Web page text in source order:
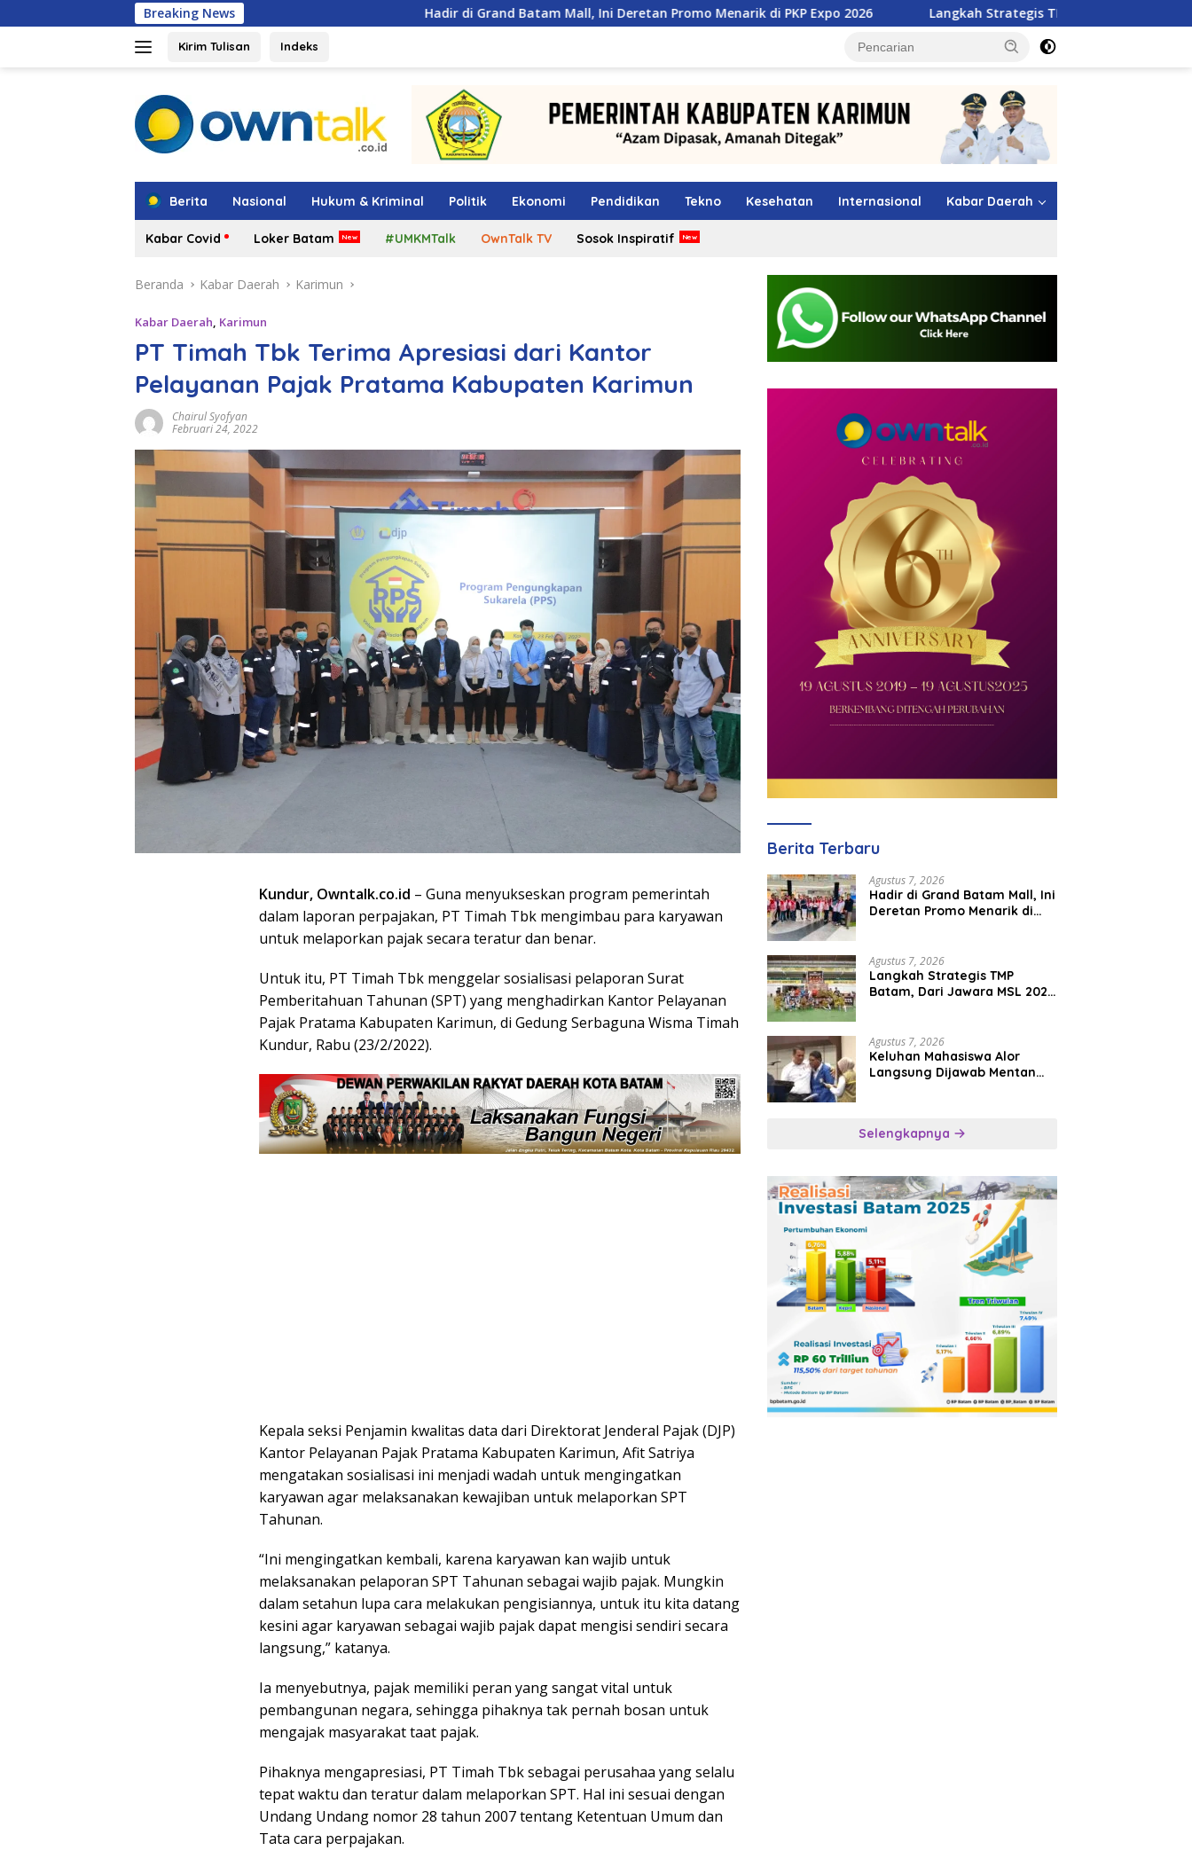
ke
Breaking News Hadir di Grand Batam Mall, Ini Deretan Promo Menarik di PKP Expo 2026 Langkah Strategis TMP Batam, Dari Jawara MSL 2026
Kirim Tulisan Indeks
Berita Nasional Hukum & Kriminal Politik Ekonomi Pendidikan Tekno Kesehatan Internasional Kabar Daerah
Kabar Covid Loker Batam #UMKMTalk OwnTalk TV Sosok Inspiratif
Beranda Kabar Daerah Karimun
Kabar Daerah, Karimun
PT Timah Tbk Terima Apresiasi dari Kantor
Pelayanan Pajak Pratama Kabupaten Karimun
Chairul Syofyan
Februari 24, 2022
Kundur, Owntalk.co.id – Guna menyukseskan program pemerintah
dalam laporan perpajakan, PT Timah Tbk mengimbau para karyawan
untuk melaporkan pajak secara teratur dan benar.
Untuk itu, PT Timah Tbk menggelar sosialisasi pelaporan Surat
Pemberitahuan Tahunan (SPT) yang menghadirkan Kantor Pelayanan
Pajak Pratama Kabupaten Karimun, di Gedung Serbaguna Wisma Timah
Kundur, Rabu (23/2/2022).
Kepala seksi Penjamin kwalitas data dari Direktorat Jenderal Pajak (DJP)
Kantor Pelayanan Pajak Pratama Kabupaten Karimun, Afit Satriya
mengatakan sosialisasi ini menjadi wadah untuk mengingatkan
karyawan agar melaksanakan kewajiban untuk melaporkan SPT
Tahunan.
“Ini mengingatkan kembali, karena karyawan kan wajib untuk
melaksanakan pelaporan SPT Tahunan sebagai wajib pajak. Mungkin
dalam setahun lupa cara melakukan pengisiannya, untuk itu kita datang
kesini agar karyawan sebagai wajib pajak dapat mengisi sendiri secara
langsung,” katanya.
Ia menyebutnya, pajak memiliki peran yang sangat vital untuk
pembangunan negara, sehingga pihaknya tak pernah bosan untuk
mengajak masyarakat taat pajak.
Pihaknya mengapresiasi, PT Timah Tbk sebagai perusahaa yang selalu
tepat waktu dan teratur dalam melaporkan SPT. Hal ini sesuai dengan
Undang Undang nomor 28 tahun 2007 tentang Ketentuan Umum dan
Tata cara perpajakan.
Berita Terbaru
Agustus 7, 2026
Hadir di Grand Batam Mall, Ini
Deretan Promo Menarik di
Agustus 7, 2026
Langkah Strategis TMP
Batam, Dari Jawara MSL 2026
Agustus 7, 2026
Keluhan Mahasiswa Alor
Langsung Dijawab Mentan
Selengkapnya